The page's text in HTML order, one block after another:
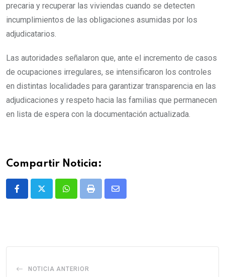
precaria y recuperar las viviendas cuando se detecten
incumplimientos de las obligaciones asumidas por los
adjudicatarios.
Las autoridades señalaron que, ante el incremento de casos
de ocupaciones irregulares, se intensificaron los controles
en distintas localidades para garantizar transparencia en las
adjudicaciones y respeto hacia las familias que permanecen
en lista de espera con la documentación actualizada.
Compartir Noticia:
WhatsappPrint
Share
NOTICIA ANTERIOR